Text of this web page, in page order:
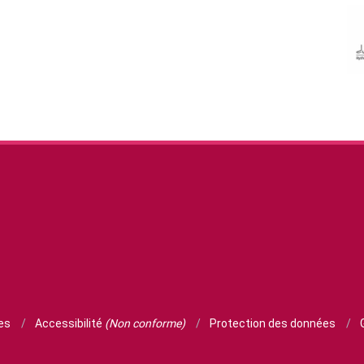
/ Accessibilité (Non conforme) / Protection des données /